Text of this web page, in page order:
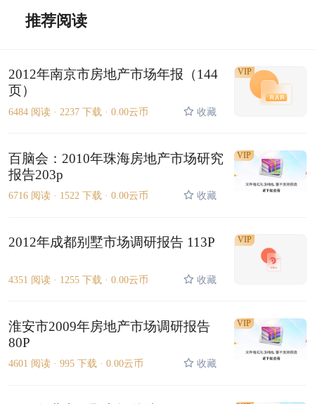
推荐阅读
2012年南京市房地产市场年报（144
页）
6484 阅读 · 2237 下载 · 0.00云币 收藏
VIP
百脑会：2010年珠海房地产市场研究
报告203p
6716 阅读 · 1522 下载 · 0.00云币 收藏
VIP
2012年成都别墅市场调研报告 113P
4351 阅读 · 1255 下载 · 0.00云币 收藏
VIP
淮安市2009年房地产市场调研报告
80P
4601 阅读 · 995 下载 · 0.00云币 收藏
VIP